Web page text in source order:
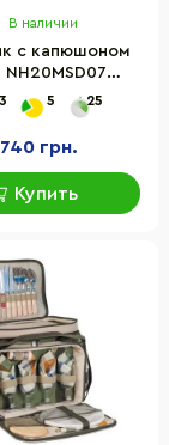
В наличии
с капюшоном
NH20MSD07
6927595767221-
левый,
3 5 25
грн.
Купить